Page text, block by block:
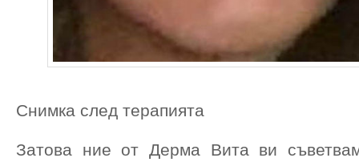
Снимка след терапията
Затова ние от Дерма Вита ви